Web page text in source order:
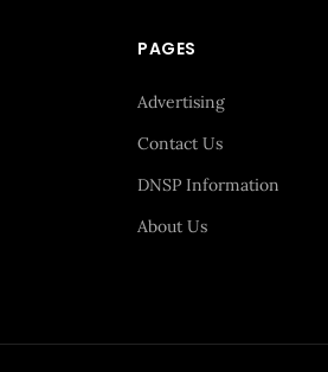
PAGES
Advertising
Contact Us
DNSP Information
About Us